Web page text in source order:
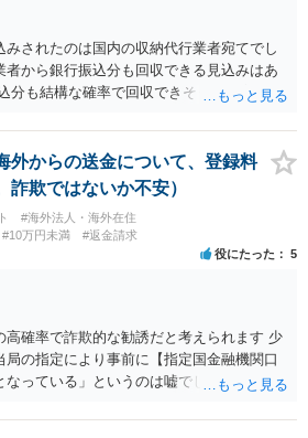
されたのは国内の収納代行業者宛てでし
者から銀行振込分も回収できる見込みはあ
分も結構な確率で回収できそうな事案にお
るのかもしれません。
外からの送金について、登録料
詐欺ではないか不安）
#海外法人・海外在住
#10万円未満 #返金請求
役にたった 5
高確率で詐欺的な勧誘だと考えられます 少
の指定により事前に【指定国金融機関口
なっている」というのは嘘でしょう 相手に